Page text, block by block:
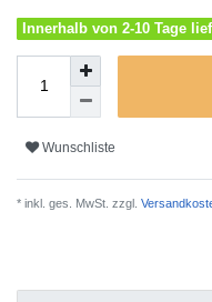
Innerhalb von 2-10 Tage
Wunschliste
* inkl. ges. MwSt. zzgl.